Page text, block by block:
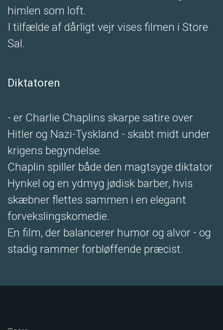
himlen som loft.
I tilfælde af dårligt vejr vises filmen i Store
Sal.
Diktatoren
- er Charlie Chaplins skarpe satire over
Hitler og Nazi-Tyskland - skabt midt under
krigens begyndelse.
Chaplin spiller både den magtsyge diktator
Hynkel og en ydmyg jødisk barber, hvis
skæbner flettes sammen i en elegant
forvekslingskomedie.
En film, der balancerer humor og alvor - og
stadig rammer forbløffende præcist.